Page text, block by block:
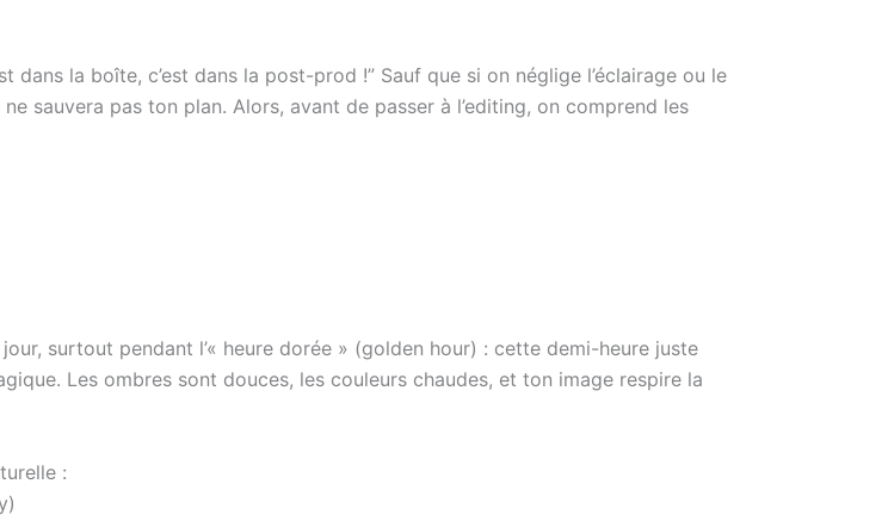
dans la boîte, c’est dans la post-prod !” Sauf que si on néglige l’éclairage ou le
sauvera pas ton plan. Alors, avant de passer à l’editing, on comprend les
surtout pendant l’« heure dorée » (golden hour) : cette demi-heure juste
Les ombres sont douces, les couleurs chaudes, et ton image respire la
: